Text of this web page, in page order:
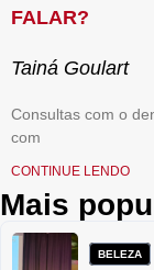
FALAR?
Tainá Goulart
Consultas com o
com
CONTINUE LENDO
Mais
BELEZA